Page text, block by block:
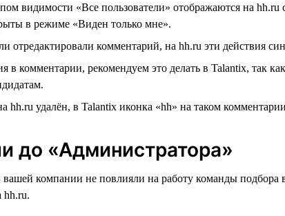
видимости «Все пользователи» отображаются на
в режиме «Виден только мне».
отредактировали комментарий, на hh.ru эти действия
в комментарии, рекомендуем это делать в Talantix, так
hh.ru удалён, в Talantix иконка «hh» на таком
до «Администратора»
компании не повлияли на работу команды
hh.ru.